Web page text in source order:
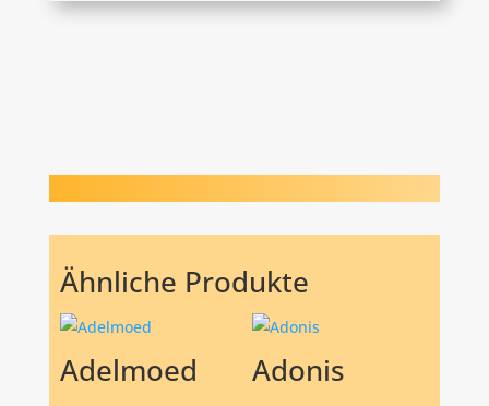
Ähnliche Produkte
Adelmoed Adonis